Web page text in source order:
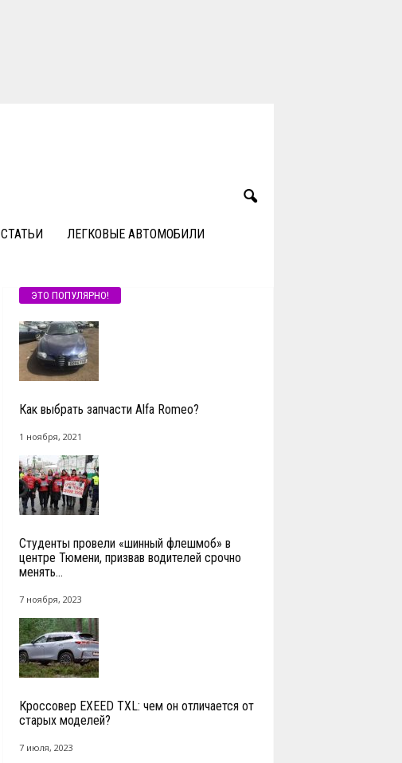
СТАТЬИ ЛЕГКОВЫЕ АВТОМОБИЛИ
ЭТО ПОПУЛЯРНО!
Как выбрать запчасти Alfa Romeo?
1 ноября, 2021
Студенты провели «шинный флешмоб» в
центре Тюмени, призвав водителей срочно
менять...
7 ноября, 2023
Кроссовер EXEED TXL: чем он отличается от
старых моделей?
7 июля, 2023